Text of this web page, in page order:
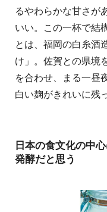
るやわらかな甘さが
いい。この一杯で結
とは、福岡の白糸酒
け」。佐賀との県境
を合わせ、まる一昼
白い麹がきれいに残
日本の食文化の中
発酵だと思う